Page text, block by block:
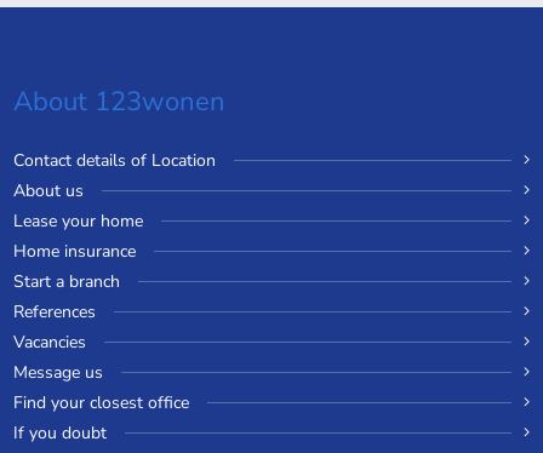
About 123wonen
Contact details of Location
About us
Lease your home
Home insurance
Start a branch
References
Vacancies
Message us
Find your closest office
If you doubt